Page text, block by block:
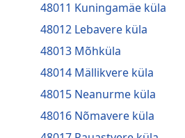
48011 Kuningamäe küla
48012 Lebavere küla
48013 Mõhküla
48014 Mällikvere küla
48015 Neanurme küla
48016 Nõmavere küla